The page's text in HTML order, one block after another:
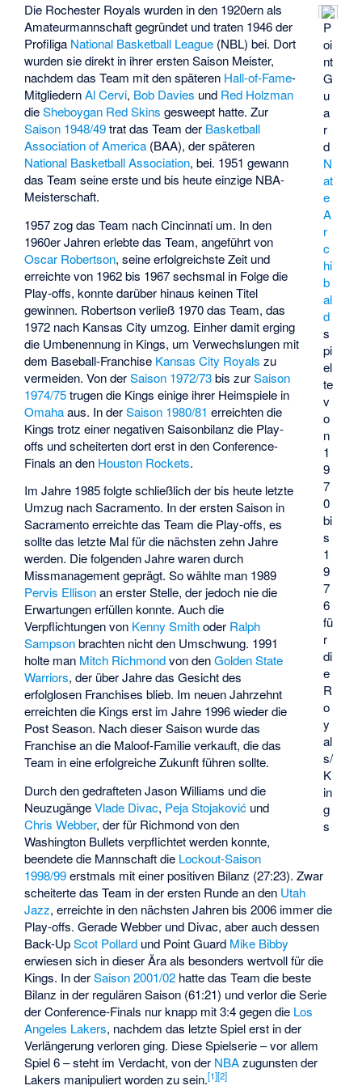
P
oi
nt
G
u
a
r
d
N
at
e
A
r
c
hi
b
al
d
s
pi
el
te
v
o
n
1
9
7
0
bi
s
1
9
7
6
fü
r
di
e
R
o
y
al
s/
K
in
g
s
Die Rochester Royals wurden in den 1920ern als
Amateurmannschaft gegründet und traten 1946 der
Profiliga National Basketball League (NBL) bei. Dort
wurden sie direkt in ihrer ersten Saison Meister,
nachdem das Team mit den späteren Hall-of-Fame-
MitgliedernAl Cervi, Bob Davies und Red Holzman
dieSheboygan Red Skins gesweept hatte. Zur
Saison 1948/49trat das Team der Basketball
Association of America (BAA), der späteren
National Basketball Association, bei. 1951 gewann
das Team seine erste und bis heute einzige NBA-
Meisterschaft.
1957 zog das Team nach Cincinnati um. In den
1960er Jahren erlebte das Team, angeführt von
Oscar Robertson, seine erfolgreichste Zeit und
erreichte von 1962 bis 1967 sechsmal in Folge die
Play-offs, konnte darüber hinaus keinen Titel
gewinnen. Robertson verließ 1970 das Team, das
1972 nach Kansas City umzog. Einher damit erging
die Umbenennung in Kings, um Verwechslungen mit
dem Baseball-Franchise Kansas City Royals zu
vermeiden. Von derSaison 1972/73bis zurSaison
1974/75trugen die Kings einige ihrer Heimspiele in
Omahaaus. In derSaison 1980/81 erreichten die
Kings trotz einer negativen Saisonbilanz die Play-
offs und scheiterten dort erst in den Conference-
Finals an den Houston Rockets.
Im Jahre 1985 folgte schließlich der bis heute letzte
Umzug nach Sacramento. In der ersten Saison in
Sacramento erreichte das Team die Play-offs, es
sollte das letzte Mal für die nächsten zehn Jahre
werden. Die folgenden Jahre waren durch
Missmanagement geprägt. So wählte man 1989
Pervis Ellisonan erster Stelle, der jedoch nie die
Erwartungen erfüllen konnte. Auch die
Verpflichtungen von Kenny Smithoder Ralph
Sampsonbrachten nicht den Umschwung. 1991
holte man Mitch Richmondvon denGolden State
Warriors, der über Jahre das Gesicht des
erfolglosen Franchises blieb. Im neuen Jahrzehnt
erreichten die Kings erst im Jahre 1996 wieder die
Post Season. Nach dieser Saison wurde das
Franchise an die Maloof-Familie verkauft, die das
Team in eine erfolgreiche Zukunft führen sollte.
Durch den gedraftetenJason Williams und die
NeuzugängeVlade Divac, Peja Stojaković und
Chris Webber, der für Richmond von den
Washington Bullets verpflichtet werden konnte,
beendete die Mannschaft die Lockout-Saison
1998/99erstmals mit einer positiven Bilanz (27:23). Zwar
scheiterte das Team in der ersten Runde an den Utah
Jazz, erreichte in den nächsten Jahren bis 2006 immer die
Play-offs. Gerade Webber und Divac, aber auch dessen
Back-UpScot Pollard und Point Guard Mike Bibby
erwiesen sich in dieser Ära als besonders wertvoll für die
Kings. In derSaison 2001/02 hatte das Team die beste
Bilanz in der regulären Saison (61:21) und verlor die Serie
der Conference-Finals nur knapp mit 3:4 gegen die Los
Angeles Lakers, nachdem das letzte Spiel erst in der
Verlängerung verloren ging. Diese Spielserie – vor allem
Spiel 6 – steht im Verdacht, von der NBAzugunsten der
Lakers manipuliert worden zu sein.[1][2]